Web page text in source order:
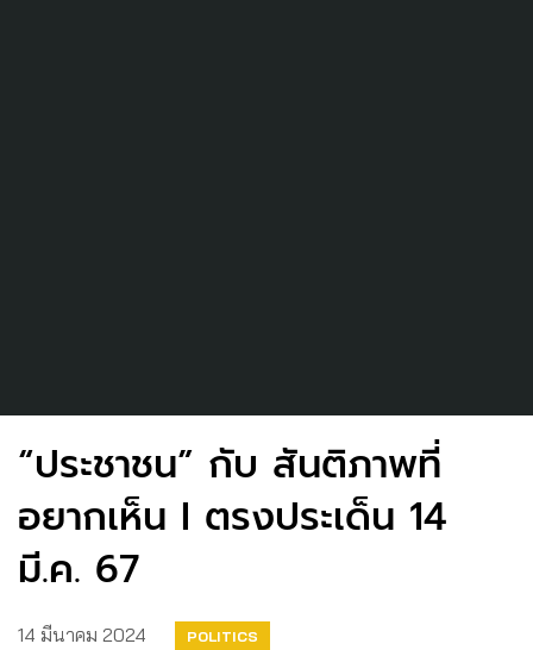
“ประชาชน” กับ สันติภาพที่
อยากเห็น I ตรงประเด็น 14
มี.ค. 67
14 มีนาคม 2024 POLITICS